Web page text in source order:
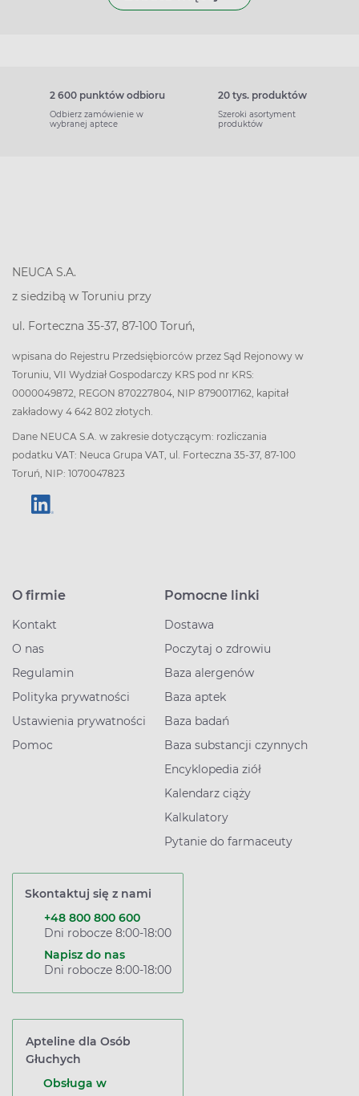
2 600 punktów odbioru
Odbierz zamówienie w
wybranej aptece
20 tys. produktów
Szeroki asortyment
produktów
NEUCA S.A.
z siedzibą w Toruniu przy
ul. Forteczna 35-37, 87-100 Toruń,
wpisana do Rejestru Przedsiębiorców przez Sąd Rejonowy w
Toruniu, VII Wydział Gospodarczy KRS pod nr KRS:
0000049872, REGON 870227804, NIP 8790017162, kapitał
zakładowy 4 642 802 złotych.
Dane NEUCA S.A. w zakresie dotyczącym: rozliczania
podatku VAT: Neuca Grupa VAT, ul. Forteczna 35-37, 87-100
Toruń, NIP: 1070047823
O firmie
Kontakt
O nas
Regulamin
Polityka prywatności
Ustawienia prywatności
Pomoc
Pomocne linki
Dostawa
Poczytaj o zdrowiu
Baza alergenów
Baza aptek
Baza badań
Baza substancji czynnych
Encyklopedia ziół
Kalendarz ciąży
Kalkulatory
Pytanie do farmaceuty
Skontaktuj się z nami
+48 800 800 600
Dni robocze 8:00-18:00
Napisz do nas
Dni robocze 8:00-18:00
Apteline dla Osób
Głuchych
Obsługa w